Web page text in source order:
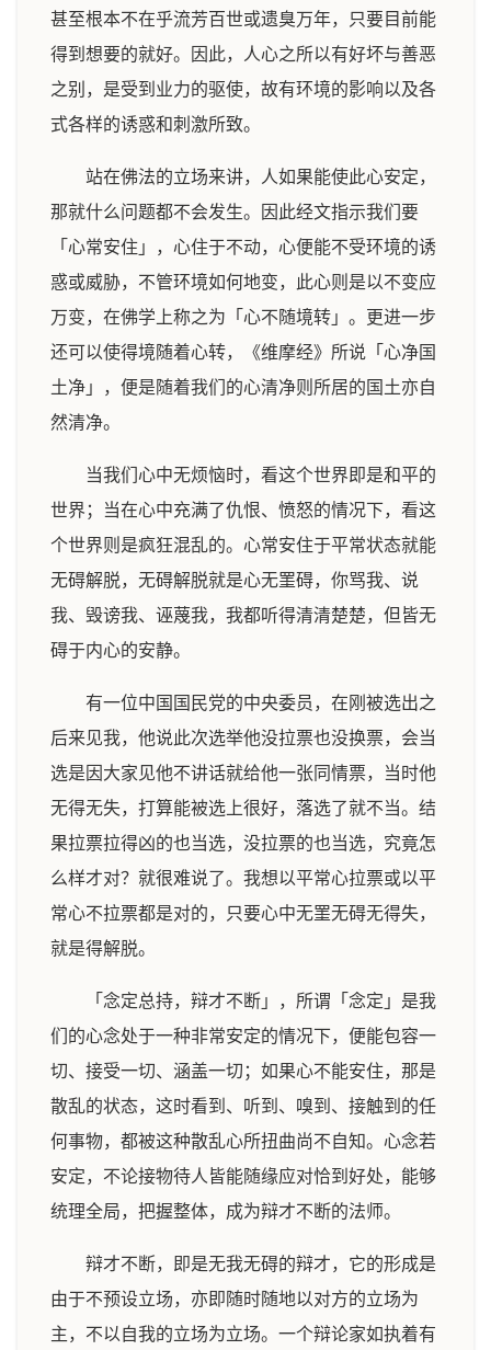
甚至根本不在乎流芳百世或遗臭万年，只要目前能
得到想要的就好。因此，人心之所以有好坏与善恶
之别，是受到业力的驱使，故有环境的影响以及各
式各样的诱惑和刺激所致。
站在佛法的立场来讲，人如果能使此心安定，
那就什么问题都不会发生。因此经文指示我们要
「心常安住」，心住于不动，心便能不受环境的诱
惑或威胁，不管环境如何地变，此心则是以不变应
万变，在佛学上称之为「心不随境转」。更进一步
还可以使得境随着心转，《维摩经》所说「心净国
土净」，便是随着我们的心清净则所居的国土亦自
然清净。
当我们心中无烦恼时，看这个世界即是和平的
世界；当在心中充满了仇恨、愤怒的情况下，看这
个世界则是疯狂混乱的。心常安住于平常状态就能
无碍解脱，无碍解脱就是心无罣碍，你骂我、说
我、毁谤我、诬蔑我，我都听得清清楚楚，但皆无
碍于内心的安静。
有一位中国国民党的中央委员，在刚被选出之
后来见我，他说此次选举他没拉票也没换票，会当
选是因大家见他不讲话就给他一张同情票，当时他
无得无失，打算能被选上很好，落选了就不当。结
果拉票拉得凶的也当选，没拉票的也当选，究竟怎
么样才对？就很难说了。我想以平常心拉票或以平
常心不拉票都是对的，只要心中无罣无碍无得失，
就是得解脱。
「念定总持，辩才不断」，所谓「念定」是我
们的心念处于一种非常安定的情况下，便能包容一
切、接受一切、涵盖一切；如果心不能安住，那是
散乱的状态，这时看到、听到、嗅到、接触到的任
何事物，都被这种散乱心所扭曲尚不自知。心念若
安定，不论接物待人皆能随缘应对恰到好处，能够
统理全局，把握整体，成为辩才不断的法师。
辩才不断，即是无我无碍的辩才，它的形成是
由于不预设立场，亦即随时随地以对方的立场为
主，不以自我的立场为立场。一个辩论家如执着有